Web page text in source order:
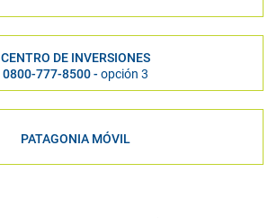
CENTRO DE INVERSIONES
0800-777-8500 - opción 3
PATAGONIA MÓVIL